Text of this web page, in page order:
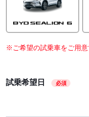
※ご希望の試乗車をご用意
試乗希望日 必須